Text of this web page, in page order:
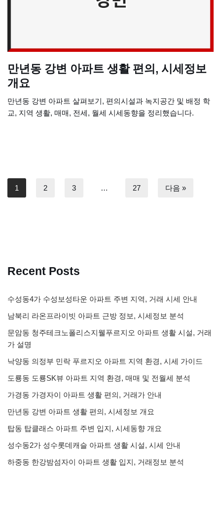
만년동 강변 아파트 생활 편의, 시세정보
개요
만년동 강변 아파트 살펴보기, 편의시설과 녹지공간 및 배정 학
교, 지역 생활, 매매, 전세, 월세 시세동향을 정리했습니다.
1 2 3 … 27 다음 »
Recent Posts
수성동4가 수성보성타운 아파트 주변 지역, 거래 시세 안내
남북리 라온프라이빗 아파트 근방 정보, 시세정보 분석
문암동 청주테크노폴리스지웰푸르지오 아파트 생활 시설, 거래
가 설명
낙양동 의정부 민락 푸르지오 아파트 지역 환경, 시세 가이드
도룡동 도룡SK뷰 아파트 지역 환경, 매매 및 전월세 분석
가경동 가경자이 아파트 생활 편의, 거래가 안내
만년동 강변 아파트 생활 편의, 시세정보 개요
탑동 탑클래스 아파트 주변 입지, 시세동향 개요
성수동2가 성수롯데캐슬 아파트 생활 시설, 시세 안내
하중동 한강밤섬자이 아파트 생활 입지, 거래정보 분석